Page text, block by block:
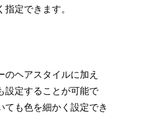
定できます。
のヘアスタイルに加え
設定することが可能で
ても色を細かく設定でき